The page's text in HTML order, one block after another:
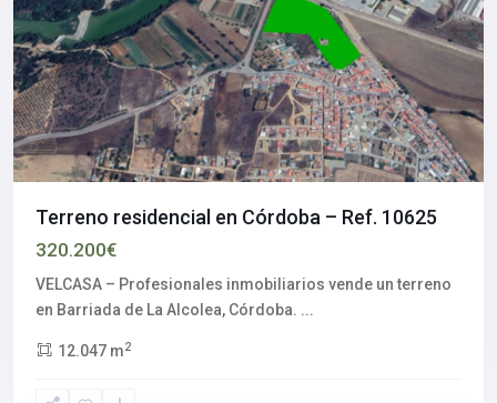
Terreno residencial en Córdoba – Ref. 10625
320.200€
VELCASA – Profesionales inmobiliarios vende un terreno
en Barriada de La Alcolea, Córdoba. ...
12.047 m2